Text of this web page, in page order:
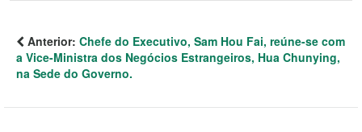
Anterior: Chefe do Executivo, Sam Hou Fai, reúne-se com
a Vice-Ministra dos Negócios Estrangeiros, Hua Chunying,
na Sede do Governo.